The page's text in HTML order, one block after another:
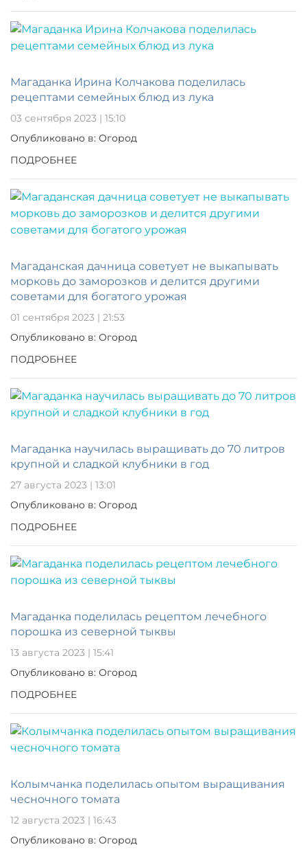
Магаданка Ирина Колчакова поделилась
рецептами семейных блюд из лука
03 сентября 2023 | 15:10
Опубликовано в: Огород
ПОДРОБНЕЕ
Магаданская дачница советует не выкапывать
морковь до заморозков и делится другими
советами для богатого урожая
01 сентября 2023 | 21:53
Опубликовано в: Огород
ПОДРОБНЕЕ
Магаданка научилась выращивать до 70 литров
крупной и сладкой клубники в год
27 августа 2023 | 13:01
Опубликовано в: Огород
ПОДРОБНЕЕ
Магаданка поделилась рецептом лечебного
порошка из северной тыквы
13 августа 2023 | 15:41
Опубликовано в: Огород
ПОДРОБНЕЕ
Колымчанка поделилась опытом выращивания
чесночного томата
12 августа 2023 | 16:43
Опубликовано в: Огород